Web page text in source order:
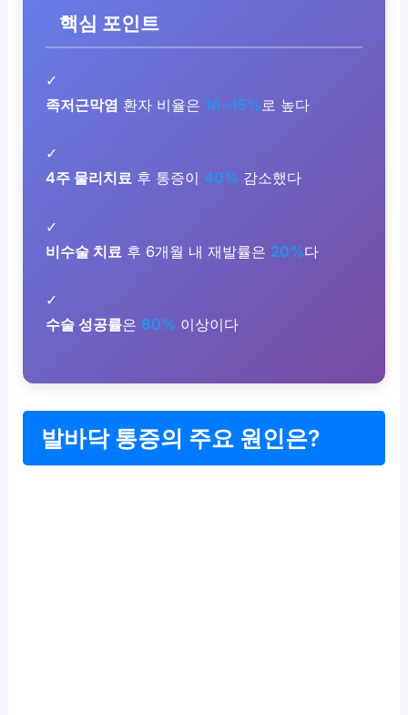
핵심 포인트
✓
족저근막염 환자 비율은 10~15%로 높다
✓
4주 물리치료 후 통증이 40% 감소했다
✓
비수술 치료 후 6개월 내 재발률은 20%다
✓
수술 성공률은 80% 이상이다
발바닥 통증의 주요 원인은?